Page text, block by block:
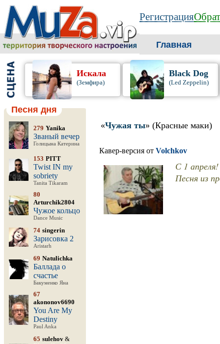
Регистрация
Главная
Искала
(Земфира)
Black Dog
(Led Zeppelin)
Песня дня
279 Yanika
Званый вечер
Голицына Катерина
153 PITT
Twist IN my
sobriety
Tanita Tikaram
80
Arturchik2804
Чужое кольцо
Dance Music
74 singerin
Зарисовка 2
Aristarh
69 Natulichka
Баллада о
счастье
Бакуменко Яна
67
akononov6690
You Are My
Destiny
Paul Anka
65 sulehov &
«Чужая ты» (Красные маки)
Кавер-версия от Volchkov
С 1
Песня из